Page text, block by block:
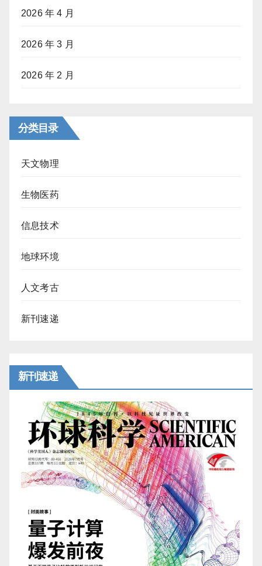
2026 年 4 月
2026 年 3 月
2026 年 2 月
分类目录
天文物理
生物医药
信息技术
地球环境
人文考古
新刊速递
新刊速递